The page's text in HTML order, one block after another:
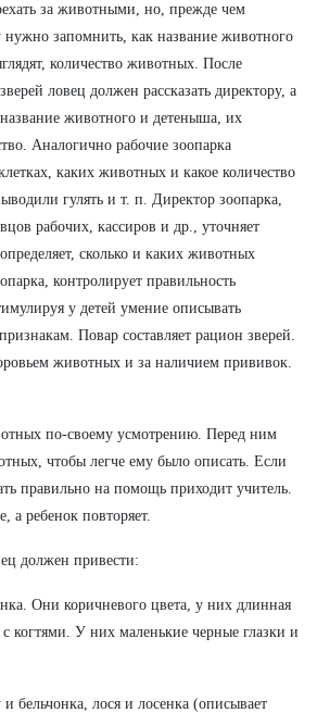
за животными, но, прежде чем
нужно запомнить, как название животного
количество животных. После
ловец должен рассказать директору, а
животного и детеныша, их
Аналогично рабочие зоопарка
каких животных и какое количество
гулять и т. п. Директор зоопарка,
рабочих, кассиров и др., уточняет
сколько и каких животных
контролирует правильность
у детей умение описывать
Повар составляет рацион зверей.
животных и за наличием прививок.
по-своему усмотрению. Перед ним
чтобы легче ему было описать. Если
правильно на помощь приходит учитель.
а ребенок повторяет.
должен привести:
Они коричневого цвета, у них длинная
когтями. У них маленькие черные глазки и
бельчонка, лося и лосенка (описывает